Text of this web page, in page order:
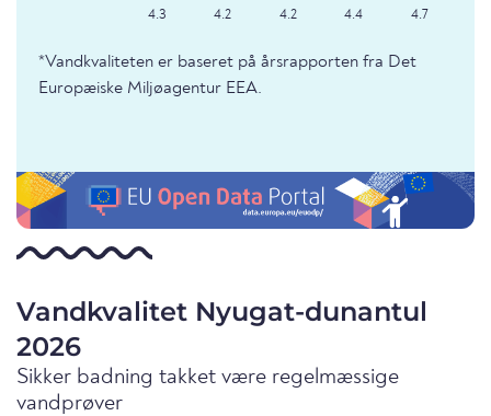
4.3 4.2 4.2 4.4 4.7
*Vandkvaliteten er baseret på årsrapporten fra Det
Europæiske Miljøagentur EEA.
Vandkvalitet Nyugat-dunantul
2026
Sikker badning takket være regelmæssige
vandprøver